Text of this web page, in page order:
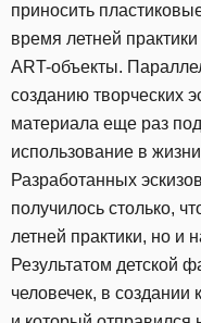
приносить
время летней
ART-объекты.
созданию творческих
материала еще раз
использование в
Разработанных
получилось столько,
летней практики, но и
Результатом детской
человечек, в